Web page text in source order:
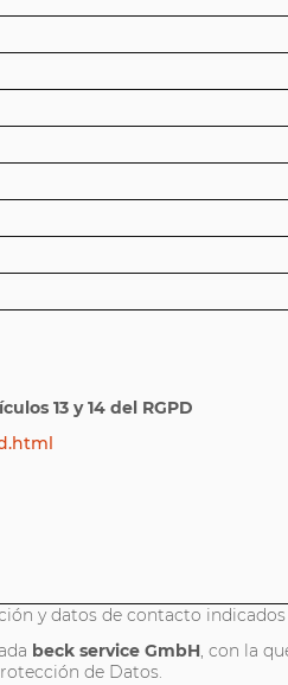
13 y 14 del RGPD
y datos de contacto
beck service GmbH, con la
de Datos.